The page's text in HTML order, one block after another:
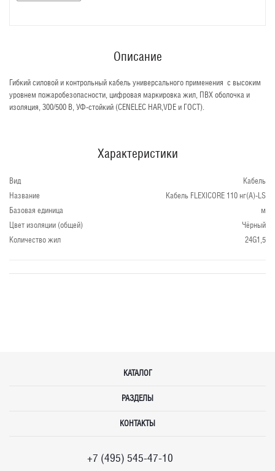
Описание
Гибкий силовой и контрольный кабель универсального применения с высоким
уровнем пожаробезопасности, цифровая маркировка жил, ПВХ оболочка и
изоляция, 300/500 В, УФ-стойкий (CENELEC HAR,VDE и ГОСТ).
Характеристики
Вид
Кабель
Название
Кабель FLEXICORE 110 нг(А)-LS
Базовая единица
м
Цвет изоляции (общей)
Чёрный
Количество жил
24G1,5
КАТАЛОГ
РАЗДЕЛЫ
КОНТАКТЫ
+7 (495) 545-47-10